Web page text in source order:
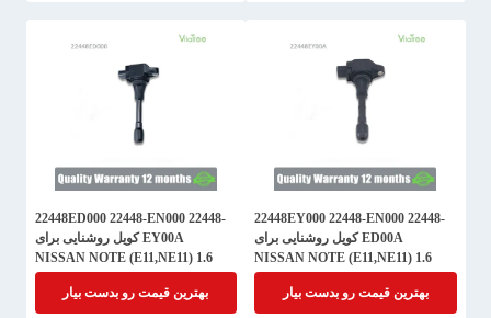
22448EY000 22448-EN000 22448-
ED00A کویل روشنایی برای
NISSAN NOTE (E11,NE11) 1.6
بهترین قیمت رو بدست بیار
22448ED000 22448-EN000 22448-
EY00A کویل روشنایی برای
NISSAN NOTE (E11,NE11) 1.6
بهترین قیمت رو بدست بیار